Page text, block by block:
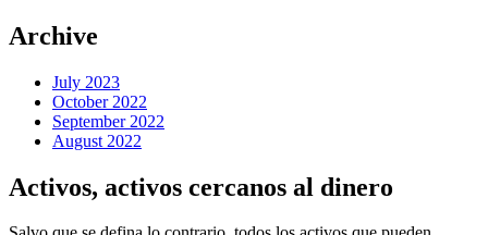
Archive
July 2023
October 2022
September 2022
August 2022
Activos, activos cercanos al dinero